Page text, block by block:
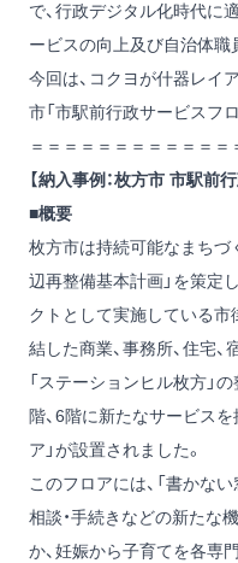
で、行政デジタル化時代に
ービスの向上及び自治体職
今回は、コクヨが什器レイ
市「市駅前行政サービスフ
＝＝＝＝＝＝＝＝＝＝＝＝
【納入事例：枚方市 市駅前
■概要
枚方市は持続可能なまちづ
辺再整備基本計画」を策定
クトとして実施している市
結した商業、事務所、住宅
「ステーションヒル枚方」
階、6階に新たなサービス
ア」が設置されました。
このフロアには、「書かな
相談・手続きなどの新たな
か、妊娠から子育てを各専